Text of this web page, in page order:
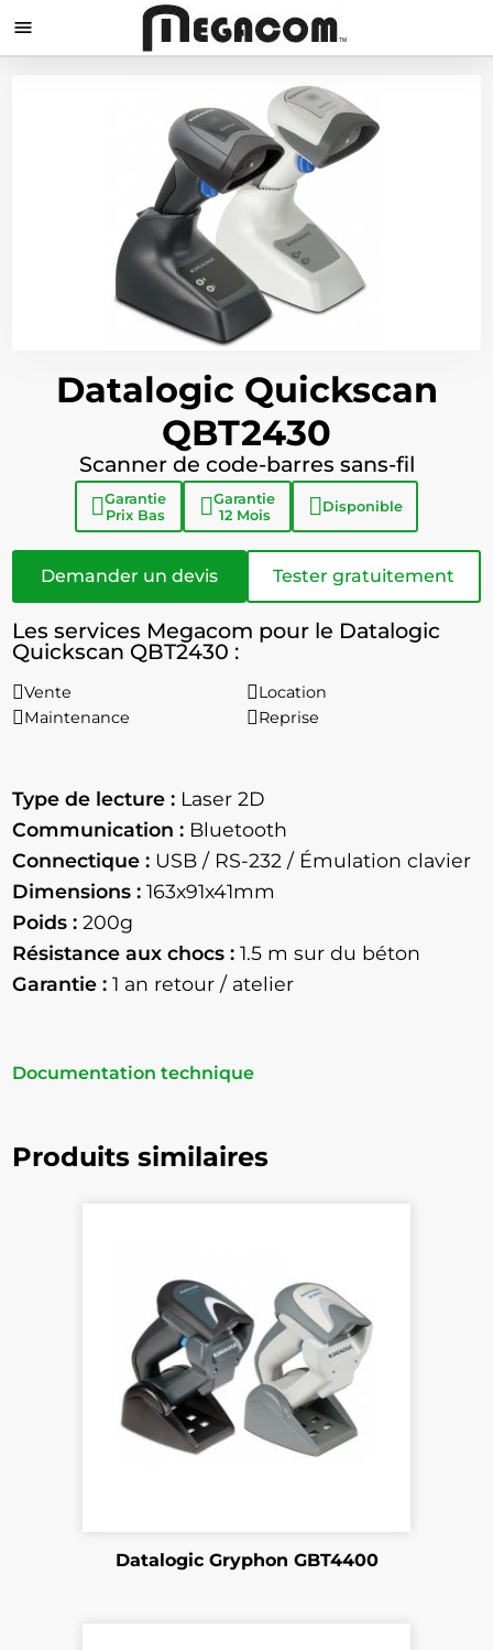

Datalogic Quickscan
QBT2430
Scanner de code-barres sans-fil
Garantie
Prix Bas
Garantie
12 Mois
Disponible
Demander un devis Tester gratuitement
Les services Megacom pour le Datalogic
Quickscan QBT2430 :
Vente
Location
Maintenance
Reprise
Type de lecture : Laser 2D
Communication : Bluetooth
Connectique : USB / RS-232 / Émulation clavier
Dimensions : 163x91x41mm
Poids : 200g
Résistance aux chocs : 1.5 m sur du béton
Garantie : 1 an retour / atelier
Documentation technique
Produits similaires
Datalogic Gryphon GBT4400